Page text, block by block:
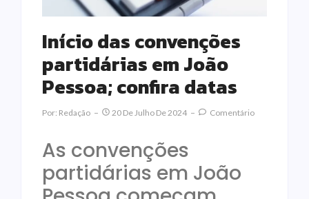
Início das convenções
partidárias em João
Pessoa; confira datas
Por: Redação 20 De Julho De 2024 Comentário
As convenções
partidárias em João